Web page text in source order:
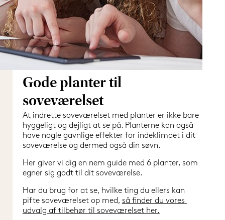
Gode planter til
soveværelset
At indrette soveværelset med planter er ikke bare
hyggeligt og dejligt at se på. Planterne kan også
have nogle gavnlige effekter for indeklimaet i dit
soveværelse og dermed også din søvn.
Her giver vi dig en nem guide med 6 planter, som
egner sig godt til dit soveværelse.
Har du brug for at se, hvilke ting du ellers kan
pifte soveværelset op med, så finder du vores
udvalg af tilbehør til soveværelset her.